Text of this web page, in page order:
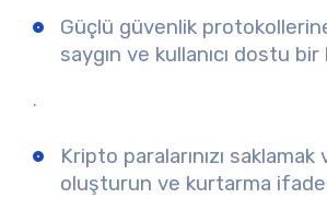
Güçlü güvenlik
saygın ve kullanıcı dostu
.
Kripto paralarınızı
oluşturun ve kurtarma